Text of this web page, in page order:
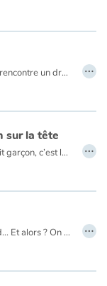
Un jour, Cuikomo le petit oiseau, rencontre un drôle de poisson nommé Léon. Aussitôt, il veut en faire son ami. Mais les poissons ne parlent pas aux oiseaux. Et les oiseaux ne parlent pas aux poissons ! Il en va ainsi depuis toujours... Pourtant, ce petit poisson semble si gentil, que Cuikomo, pour attirer son attention, improvise une chanson. Et Léon, avec sa bouche, joue les percussions. …
sur la tête
Quand un chien rencontre un petit garçon, c’est le début d’une belle amitié.
…
Toi tu es petit et moi je suis grand... Et alors ? On s'aime quand même ! …